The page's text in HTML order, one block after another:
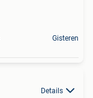
Gisteren
Details